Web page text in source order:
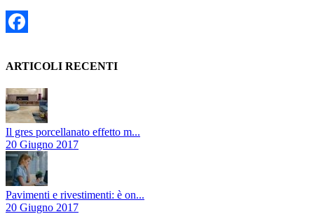
ARTICOLI RECENTI
Il gres porcellanato effetto m...
20 Giugno 2017
Pavimenti e rivestimenti: è on...
20 Giugno 2017